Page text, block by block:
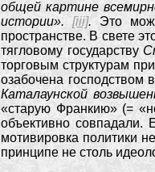
общей картине
истории». [iii]. Это
пространстве. В свете
тягловому государству
торговым структурам при
озабочена господством
Каталаунской
«старую Франкию» (=
объективно совпадали.
мотивировка политики
принципе не столь